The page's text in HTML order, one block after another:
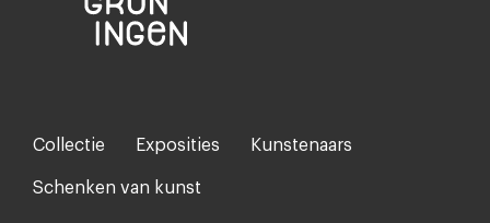
Footer-
menu
Collectie Exposities Kunstenaars
Schenken van kunst